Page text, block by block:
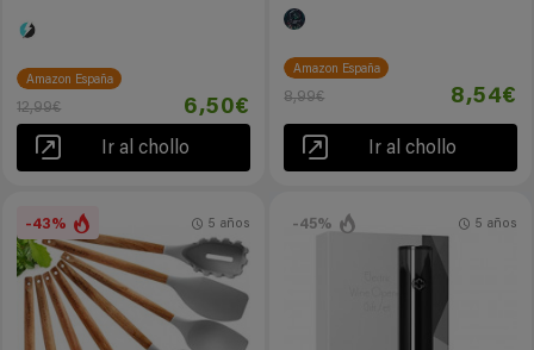
Amazon España
12,99€ 6,50€
Ir al chollo
Amazon España
8,99€ 8,54€
Ir al chollo
-43% 5 años -45% 5 años